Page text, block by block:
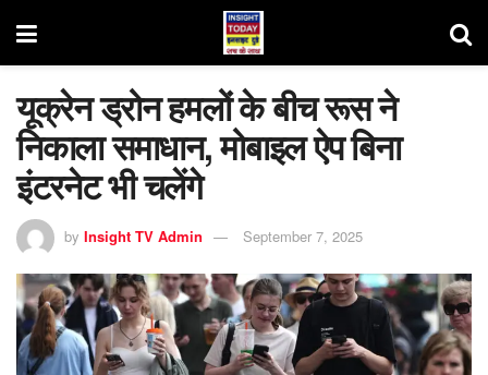
यूक्रेन ड्रोन हमलों के बीच रूस ने
निकाला समाधान, मोबाइल ऐप बिना
इंटरनेट भी चलेंगे
by Insight TV Admin September 7, 2025